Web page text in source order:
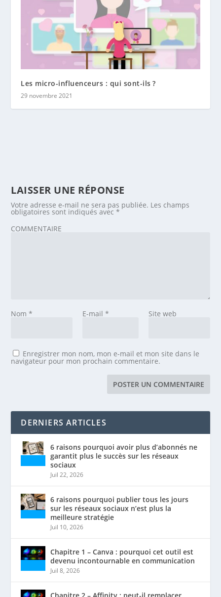
Les micro-influenceurs : qui sont-ils ?
29 novembre 2021
LAISSER UNE RÉPONSE
Votre adresse e-mail ne sera pas publiée. Les champs
obligatoires sont indiqués avec*
COMMENTAIRE
Nom* E-mail * Site web
Enregistrer mon nom, mon e-mail et mon site dans le
navigateur pour mon prochain commentaire.
DERNIERS ARTICLES
6 raisons pourquoi avoir plus d’abonnés ne
garantit plus le succès sur les réseaux
sociaux
Juil 22, 2026
6 raisons pourquoi publier tous les jours
sur les réseaux sociaux n’est plus la
meilleure stratégie
Juil 10, 2026
Chapitre 1 – Canva : pourquoi cet outil est
devenu incontournable en communication
Juil 8, 2026